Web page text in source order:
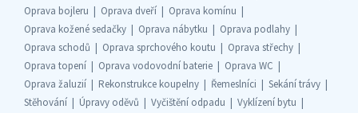
Oprava bojleru
Oprava dveří
Oprava komínu
Oprava kožené sedačky
Oprava nábytku
Oprava podlahy
Oprava schodů
Oprava sprchového koutu
Oprava střechy
Oprava topení
Oprava vodovodní baterie
Oprava WC
Oprava žaluzií
Rekonstrukce koupelny Řemeslníci
Sekání trávy
Stěhování
Úpravy oděvů Vyčištění odpadu
Vyklízení bytu